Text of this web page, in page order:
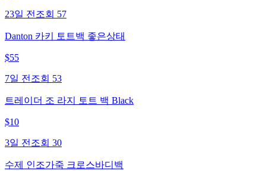
23일 전 조회 57
Danton 카키 토트백 좋은상태
$55
7일 전 조회 53
트레이더 조 라지 토트 백 Black
$10
3일 전 조회 30
수제 인조가죽 크로스바디백